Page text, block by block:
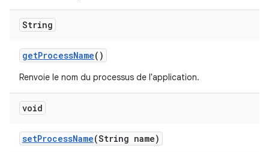
String
getProcessName()
Renvoie le nom du processus de l'application.
void
setProcessName(String name)